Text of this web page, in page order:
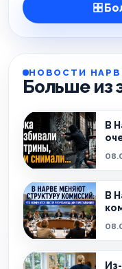
НОВОСТИ
Больше из
В
В